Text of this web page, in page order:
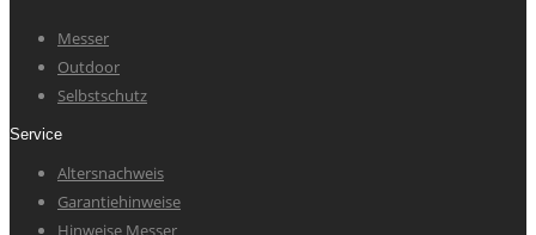
Messer
Outdoor
Selbstschutz
Service
Altersnachweis
Garantiehinweise
Hinweise Messer